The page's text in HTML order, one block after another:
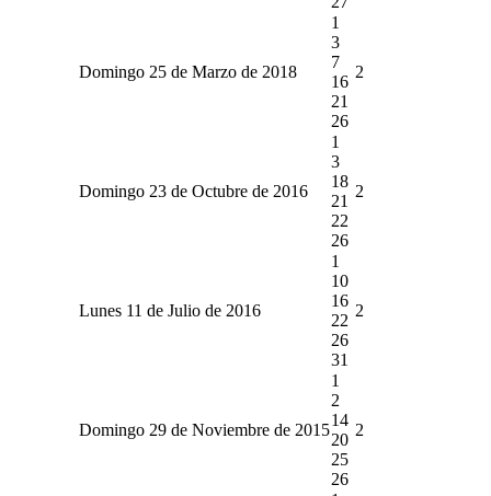
Domingo 25 de Marzo de 2018
1
3
7
16
21
26
2
Domingo 23 de Octubre de 2016
1
3
18
21
22
26
2
Lunes 11 de Julio de 2016
1
10
16
22
26
31
2
Domingo 29 de Noviembre de 2015
1
2
14
20
25
26
2